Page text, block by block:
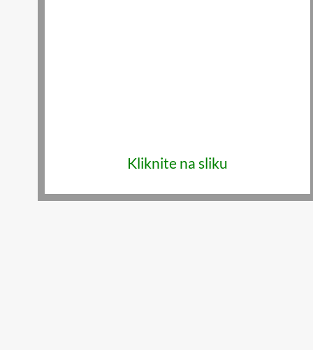
Kliknite na sliku